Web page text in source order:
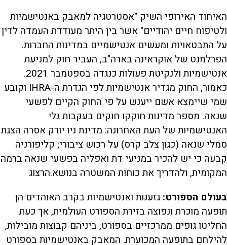
האיחוד האירופי השיק "אסטרטגיה למאבק באנטישמיות
ולטיפוח חיים יהודיים" אשר בין היתר מעודדת העמדה לדין
על התבטאויות ומעשים אנטישמיים במדינות החברות.
הפרלמנט של אוקראינה בארה"ב, העביר חוק למניעת
אנטישמיות ולנקיטת פעולות כנגדה בספטמבר 2021.
כאמור, החוק מגדיר אנטישמיות לפי הגדרת ה-IHRA וקובע
שמי שיימצא אשם ייענש על פי החוק הקיים לפשעי
שנאה. מספר מדינות חוקקו חוקים בעקבות גלי
האנטישמיות של העת האחרונה: מדינת ניו יורק אסרה הצגת
סמלי שנאה (כגון צלב קרס) על רכוש ציבורי; קליפורניה
קבעה כי יש להכיר במניעי דת ואפליה בפשעי שנאה ברמה
המקומית, ולהדריך את כוחות המשטרה בנושא.הרצוג
בעולם הספורט: גזענות ואנטישמיות בקרב האוהדים הן
תופעה מוכרת ונפוצה בזירת הספורט העולמית, אך כעת
החליטו גופים ממרכזיים בספורט, ביניהם קבוצות מובילות,
להילחם בתופעה המכוערת. המאבק באנטישמיות בספורט